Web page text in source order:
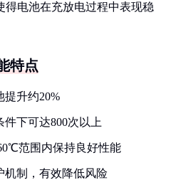
得电池在充放电过程中表现稳
特点
提升约20%
件下可达800次以上
范围内保持良好性能
机制，有效降低风险